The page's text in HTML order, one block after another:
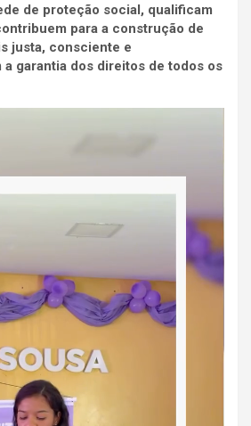
de proteção social, qualificam
para a construção de
justa, consciente e
garantia dos direitos de todos os